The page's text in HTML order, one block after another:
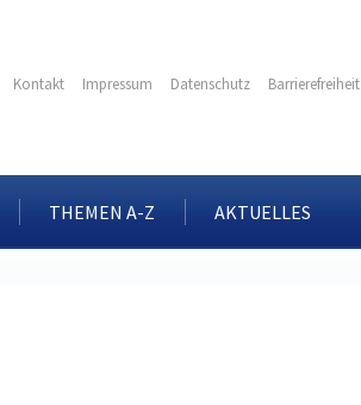
Kontakt Impressum Datenschutz Barrierefreiheit
THEMEN A-Z AKTUELLES